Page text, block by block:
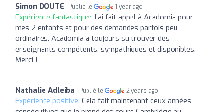
Simon DOUTE Publié le 1 year ago
Expérience fantastique: J’ai fait appel à Acadomia pour
mes 2 enfants et pour des demandes parfois peu
ordinaires. Acadomia a toujours su trouver des
enseignants compétents, sympathiques et disponibles.
Merci !
Nathalie Adleiba Publié le 2 years ago
Expérience positive: Cela fait maintenant deux années